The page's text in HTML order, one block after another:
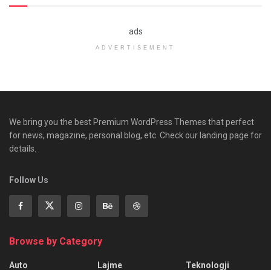
ads
ADVERTISEMENT
We bring you the best Premium WordPress Themes that perfect
for news, magazine, personal blog, etc. Check our landing page for
details.
Follow Us
Browse by Category
Auto Lajme Teknologji